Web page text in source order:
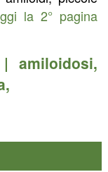
la 2° pagina
| amiloidosi,
,